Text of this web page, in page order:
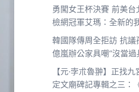
勇闖女王杯決賽 前美台
檢網冠軍艾瑪：全新的
韓國隊傳周全拒訪 抗議
億嵐辦公家具嘲“沒當過
【元·孛朮魯翀】正找九
定文廟碑記專輯之三：